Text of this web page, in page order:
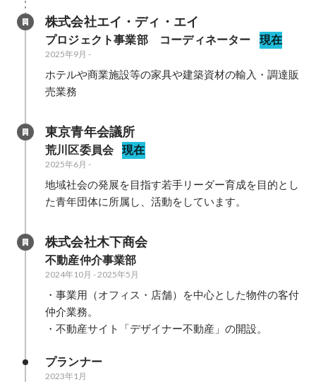
株式会社エイ・ディ・エイ
プロジェクト事業部　コーディネーター 現在
2025年9月 -
ホテルや商業施設等の家具や建築資材の輸入・調達販
売業務
東京青年会議所
荒川区委員会 現在
2025年6月 -
地域社会の発展を目指す若手リーダー育成を目的とし
株式会社木下商会
不動産仲介事業部
2024年10月 -2025年5月
・事業用（オフィス・店舗）を中心とした物件の客付
仲介業務。
プランナー
2023年1月